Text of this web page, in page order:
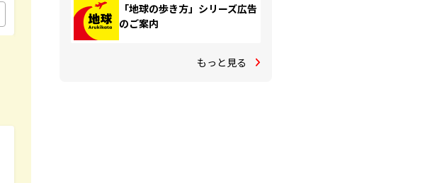
「地球の歩き方」シリーズ広告
のご案内
もっと見る